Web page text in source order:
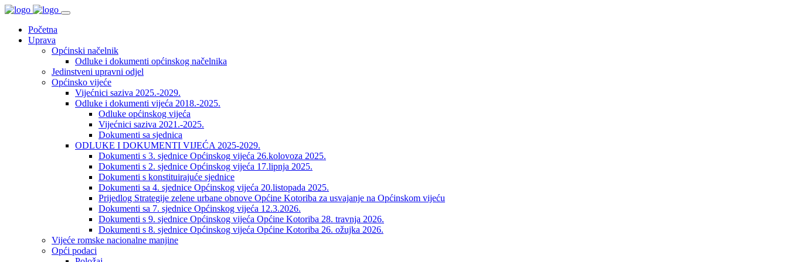
Početna
Uprava
Općinski načelnik
Odluke i dokumenti općinskog načelnika
Jedinstveni upravni odjel
Općinsko vijeće
Vijećnici saziva 2025.-2029.
Odluke i dokumenti vijeća 2018.-2025.
Odluke općinskog vijeća
Vijećnici saziva 2021.-2025.
Dokumenti sa sjednica
ODLUKE I DOKUMENTI VIJEĆA 2025-2029.
Dokumenti s 3. sjednice Općinskog vijeća 26.kolovoza 2025.
Dokumenti s 2. sjednice Općinskog vijeća 17.lipnja 2025.
Dokumenti s konstituirajuće sjednice
Dokumenti sa 4. sjednice Općinskog vijeća 20.listopada 2025.
Prijedlog Strategije zelene urbane obnove Općine Kotoriba za usvajanje na Općinskom vijeću
Dokumenti sa 7. sjednice Općinskog vijeća 12.3.2026.
Dokumenti s 9. sjednice Općinskog vijeća Općine Kotoriba 28. travnja 2026.
Dokumenti s 8. sjednice Općinskog vijeća Općine Kotoriba 26. ožujka 2026.
Vijeće romske nacionalne manjine
Opći podaci